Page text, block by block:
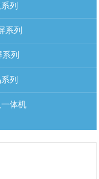
列
系列
列
列
体机